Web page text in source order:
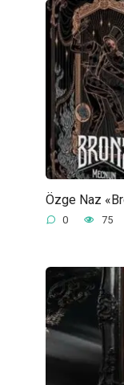
Özge Naz
0 75